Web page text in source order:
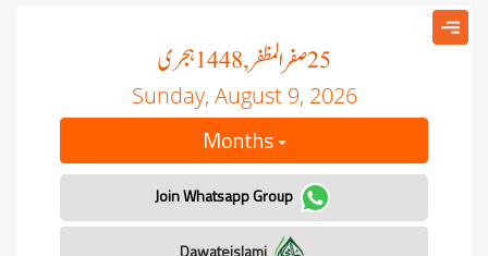
25صفر المظفر, 1448 ہجری
Sunday, August 9, 2026
Months
Join Whatsapp Group